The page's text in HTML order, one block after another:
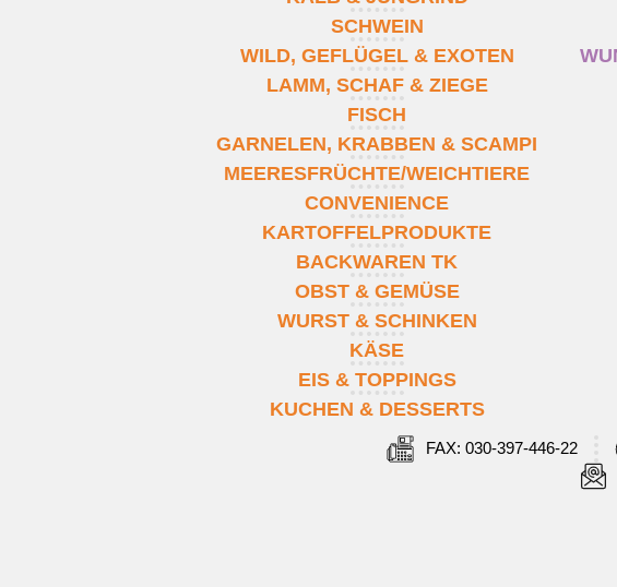
SCHWEIN
WILD, GEFLÜGEL & EXOTEN
LAMM, SCHAF & ZIEGE
FISCH
GARNELEN, KRABBEN & SCAMPI
MEERESFRÜCHTE/WEICHTIERE
CONVENIENCE
KARTOFFELPRODUKTE
BACKWAREN TK
OBST & GEMÜSE
WURST & SCHINKEN
KÄSE
EIS & TOPPINGS
KUCHEN & DESSERTS
FAX: 030-397-446-22